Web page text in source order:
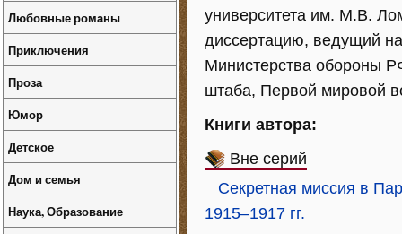
университета им. М.В.
диссертацию, ведущий
Министерства обороны
штаба, Первой мировой
Книги автора:
Вне серий
Секретная миссия в
1915–1917 гг.
Любовные романы
Приключения
Проза
Юмор
Детское
Дом и семья
Наука, Образование